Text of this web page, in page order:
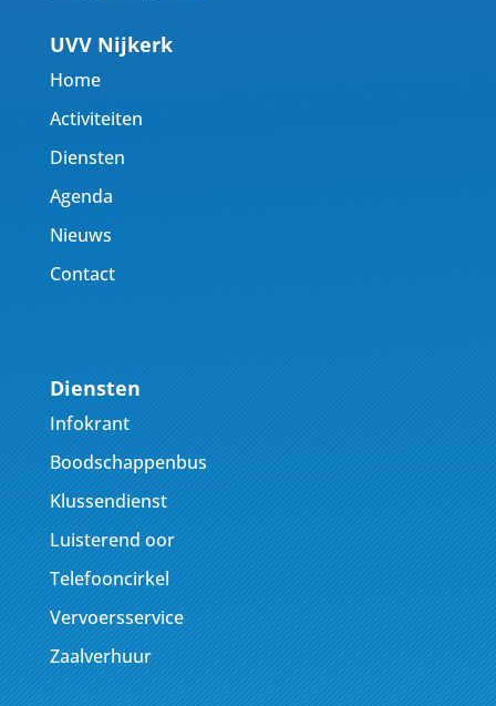
UVV Nijkerk
Home
Activiteiten
Diensten
Agenda
Nieuws
Contact
Diensten
Infokrant
Boodschappenbus
Klussendienst
Luisterend oor
Telefooncirkel
Vervoersservice
Zaalverhuur